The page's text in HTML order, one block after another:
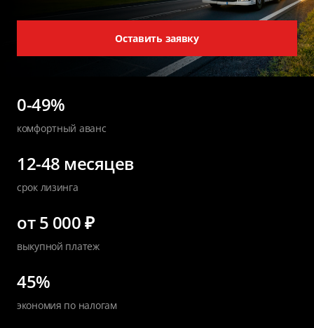
Оставить заявку
0-49%
комфортный аванс
12-48 месяцев
срок лизинга
от 5 000 ₽
выкупной платеж
45%
экономия по налогам